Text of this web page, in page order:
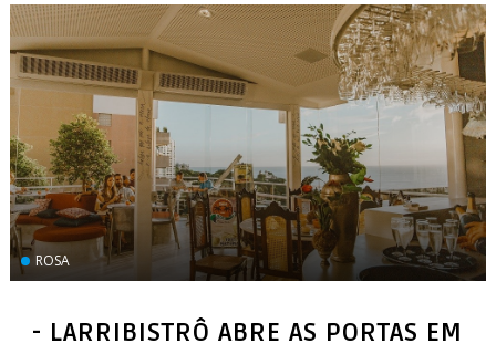
ROSA
- LARRIBISTRÔ ABRE AS PORTAS EM